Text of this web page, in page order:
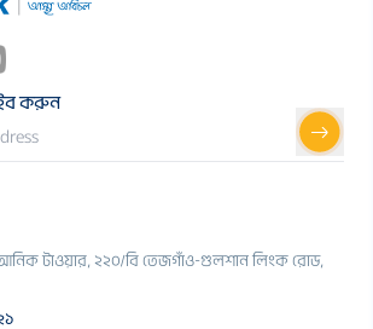
করুন
আনিক টাওয়ার, ২২০/বি তেজগাঁও-গুলশান লিংক রোড,